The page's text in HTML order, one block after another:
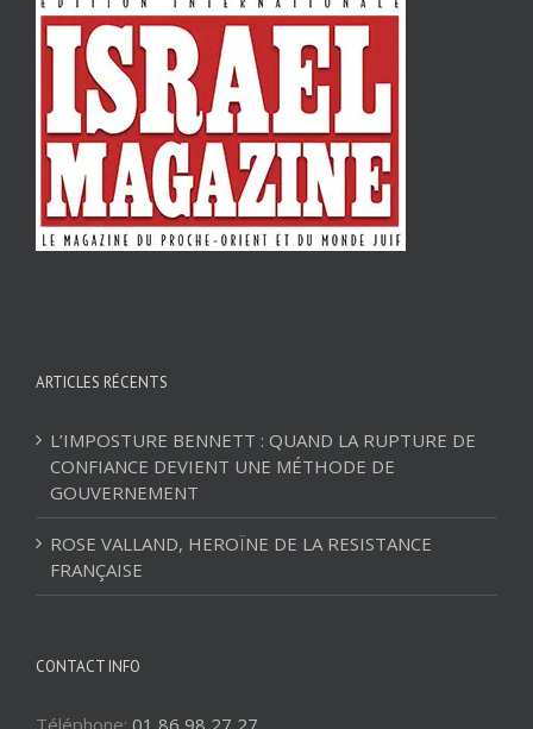
ARTICLES RÉCENTS
L’IMPOSTURE BENNETT : QUAND LA RUPTURE DE
CONFIANCE DEVIENT UNE MÉTHODE DE
GOUVERNEMENT
ROSE VALLAND, HEROÏNE DE LA RESISTANCE
FRANÇAISE
CONTACT INFO
Téléphone: 01 86 98 27 27